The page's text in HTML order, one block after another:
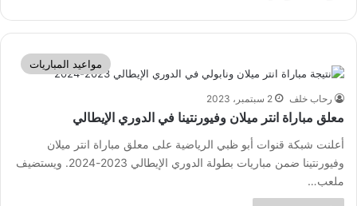
مواعيد المباريات
رحاب خلف 2 سبتمبر، 2023
معلق مباراة انتر ميلان وفيورنتينا في الدوري الإيطالي
أعلنت شبكة قنوات أبو ظبي الرياضية على معلق مباراة انتر ميلان
وفيورنتينا ضمن مباريات بطولة الدوري الإيطالي 2023-2024. ويستضيف
ملعب…